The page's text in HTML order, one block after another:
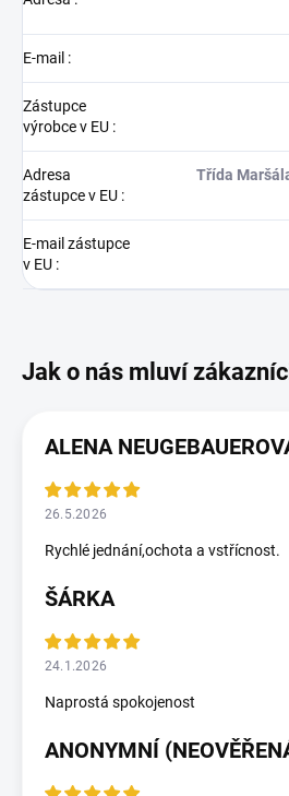
E-mail :
Zástupce
výrobce v EU :
Adresa
zástupce v EU :
Třída
E-mail zástupce
v EU :
ALENA
26.5.2026
Rychlé jednání,ochota a vstřícnost.
ŠÁRKA
24.1.2026
Naprostá spokojenost
ANONYMNÍ